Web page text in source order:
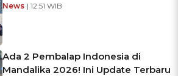
News | 12:51 WIB
Ada 2 Pembalap Indonesia di
Mandalika 2026! Ini Update Terbaru